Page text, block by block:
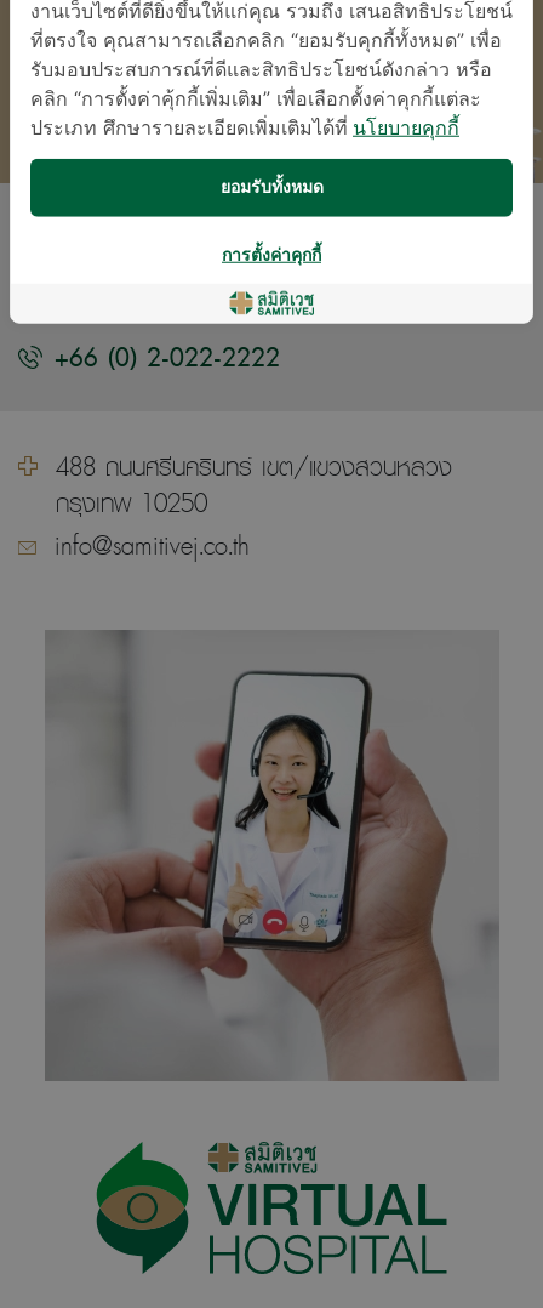
โรงพยาบาลเด็กสมิติเวช อินเตอร์เนชั่นแนล
+66 (0) 2-022-2222
488 ถนนศรีนครินทร์ เขต/แขวงสวนหลวง
กรุงเทพ 10250
info@samitivej.co.th
งานเว็บไซต์ที่ดียิ่งขึ้นให้แก่คุณ รวมถึง เสนอสิทธิประโยชน์
ที่ตรงใจ คุณสามารถเลือกคลิก “ยอมรับคุกกี้ทั้งหมด” เพื่อ
รับมอบประสบการณ์ที่ดีและสิทธิประโยชน์ดังกล่าว หรือ
คลิก “การตั้งค่าคุ้กกี้เพิ่มเติม” เพื่อเลือกตั้งค่าคุกกี้แต่ละ
ประเภท ศึกษารายละเอียดเพิ่มเติมได้ที่ นโยบายคุกกี้
ยอมรับทั้งหมด
การตั้งค่าคุกกี้